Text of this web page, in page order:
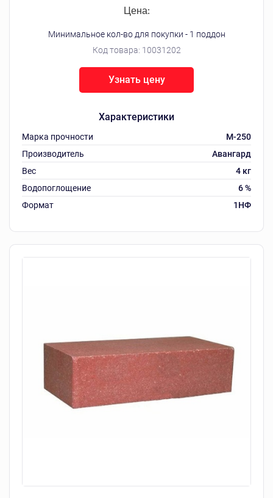
Код товара: 10031202
Цена:
Минимальное кол-во для покупки - 1 поддон
Характеристики
Марка прочности
М-250
Производитель
Авангард
Вес
4 кг
Водопоглощение
6 %
Формат
1НФ
Узнать цену